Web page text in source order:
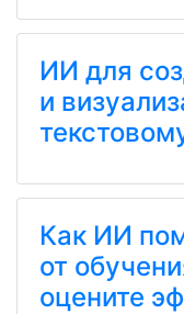
ИИ для
и
Как ИИ
от
оцените